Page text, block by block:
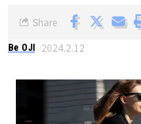
Be OJI 2024.2.12
Share